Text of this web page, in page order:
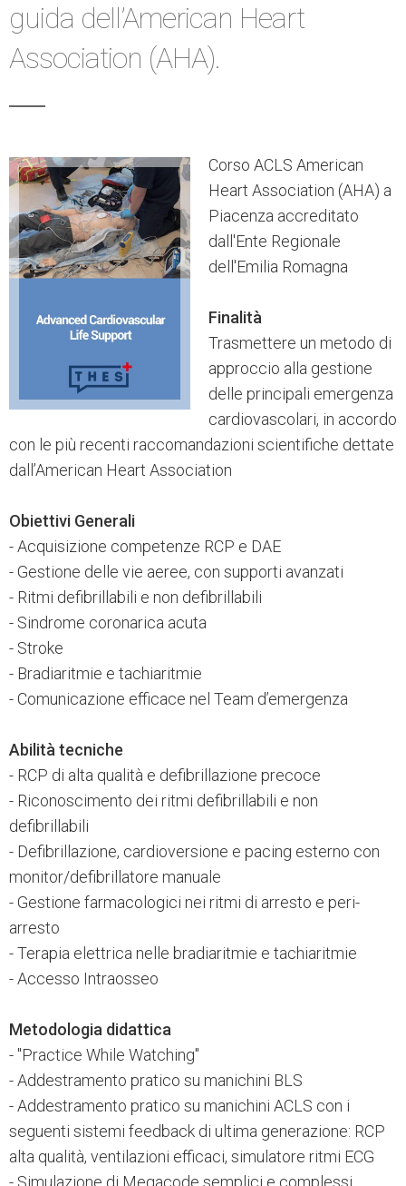
guida dell’American Heart
Association (AHA).
Corso ACLS American
Heart Association (AHA) a
Piacenza accreditato
dall'Ente Regionale
dell'Emilia Romagna
Finalità
Trasmettere un metodo di
approccio alla gestione
delle principali emergenza
cardiovascolari, in accordo
con le più recenti raccomandazioni scientifiche dettate
dall’American Heart Association
Obiettivi Generali
- Acquisizione competenze RCP e DAE
- Gestione delle vie aeree, con supporti avanzati
- Ritmi defibrillabili e non defibrillabili
- Sindrome coronarica acuta
- Stroke
- Bradiaritmie e tachiaritmie
- Comunicazione efficace nel Team d’emergenza
Abilità tecniche
- RCP di alta qualità e defibrillazione precoce
- Riconoscimento dei ritmi defibrillabili e non
defibrillabili
- Defibrillazione, cardioversione e pacing esterno con
monitor/defibrillatore manuale
- Gestione farmacologici nei ritmi di arresto e peri-
arresto
- Terapia elettrica nelle bradiaritmie e tachiaritmie
- Accesso Intraosseo
Metodologia didattica
- "Practice While Watching"
- Addestramento pratico su manichini BLS
- Addestramento pratico su manichini ACLS con i
seguenti sistemi feedback di ultima generazione: RCP
alta qualità, ventilazioni efficaci, simulatore ritmi ECG
- Simulazione di Megacode semplici e complessi